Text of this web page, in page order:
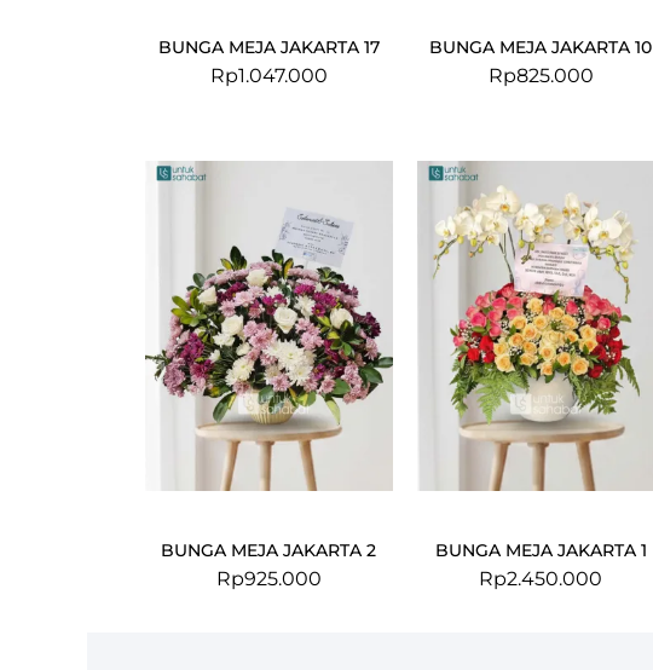
BUNGA MEJA JAKARTA 17
Rp1.047.000
BUNGA MEJA JAKARTA 10
Rp825.000
BUNGA MEJA JAKARTA 2
Rp925.000
BUNGA MEJA JAKARTA 1
Rp2.450.000